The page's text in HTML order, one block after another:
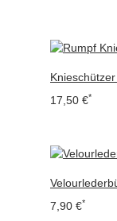
17,50 €*
7,90 €*